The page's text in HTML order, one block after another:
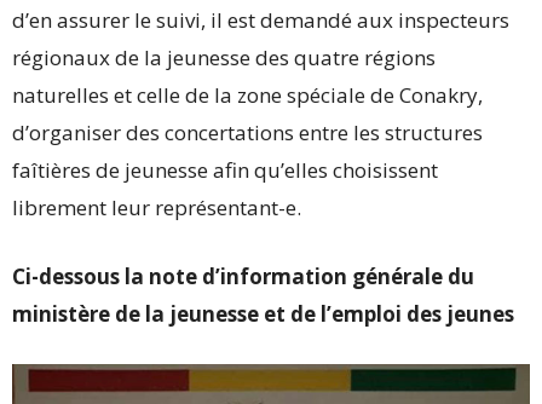
d’en assurer le suivi, il est demandé aux inspecteurs
régionaux de la jeunesse des quatre régions
naturelles et celle de la zone spéciale de Conakry,
d’organiser des concertations entre les structures
faîtières de jeunesse afin qu’elles choisissent
librement leur représentant-e.
Ci-dessous la note d’information générale du
ministère de la jeunesse et de l’emploi des jeunes